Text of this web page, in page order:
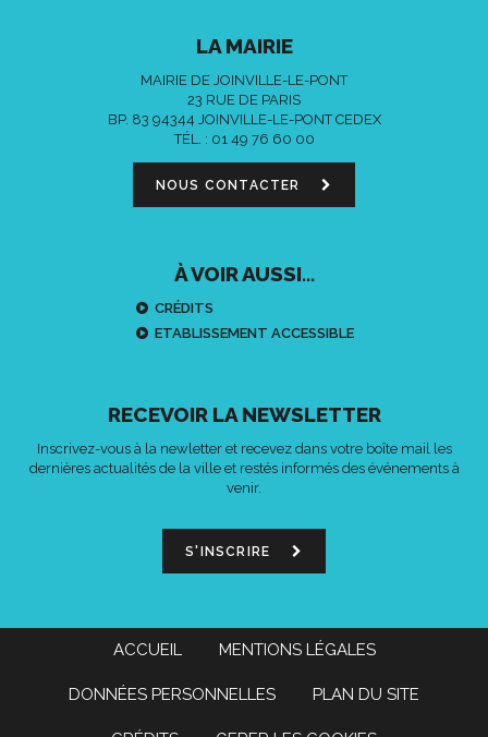
LA MAIRIE
MAIRIE DE JOINVILLE-LE-PONT
23 RUE DE PARIS
BP. 83 94344 JOINVILLE-LE-PONT CEDEX
TÉL. : 01 49 76 60 00
NOUS CONTACTER
À VOIR AUSSI...
CRÉDITS
ETABLISSEMENT ACCESSIBLE
RECEVOIR LA NEWSLETTER
Inscrivez-vous à la newletter et recevez dans votre boîte mail les
dernières actualités de la ville et restés informés des événements à
venir.
S'INSCRIRE
ACCUEIL MENTIONS LÉGALES
DONNÉES PERSONNELLES PLAN DU SITE